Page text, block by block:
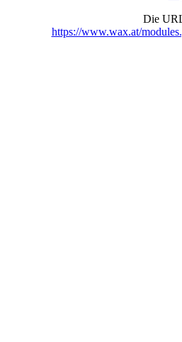
Die
https://www.wax.at/